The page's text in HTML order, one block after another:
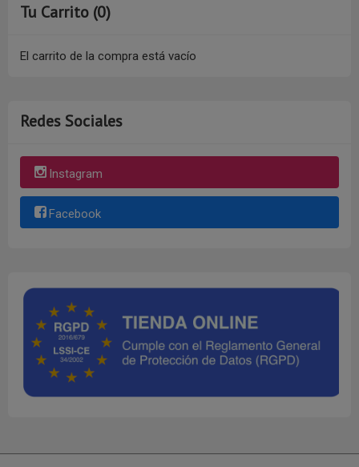
Tu Carrito (0)
El carrito de la compra está vacío
Redes Sociales
Instagram
Facebook